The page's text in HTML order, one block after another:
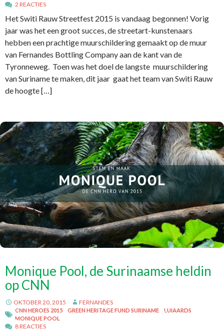
2 REACTIES
Het Switi Rauw Streetfest 2015 is vandaag begonnen! Vorig
jaar was het een groot succes, de streetart-kunstenaars
hebben een prachtige muurschildering gemaakt op de muur
van Fernandes Bottling Company aan de kant van de
Tyronneweg. Toen was het doel de langste muurschildering
van Suriname te maken, dit jaar gaat het team van Switi Rauw
de hoogte […]
Monique Pool, de Surinaamse heldin
op CNN
OKTOBER 20, 2015 FERNANDES
CNN HEROES 2015 GREEN HERITAGE FUND SURINAME
LUIAARDS
MONIQUE POOL
8 REACTIES